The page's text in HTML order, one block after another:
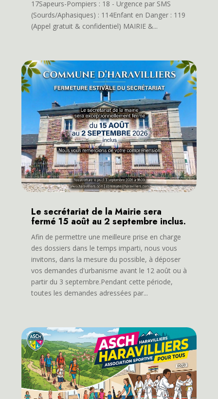
17Sapeurs-Pompiers : 18 - Urgence par SMS
(Sourds/Aphasiques) : 114Enfant en Danger : 119
(Appel gratuit & confidentiel) MAIRIE &...
Le secrétariat de la Mairie sera
fermé 15 août au 2 septembre inclus.
Afin de permettre une meilleure prise en charge
des dossiers dans le temps imparti, nous vous
invitons, dans la mesure du possible, à déposer
vos demandes d'urbanisme avant le 12 août ou à
partir du 3 septembre.Pendant cette période,
toutes les demandes adressées par...